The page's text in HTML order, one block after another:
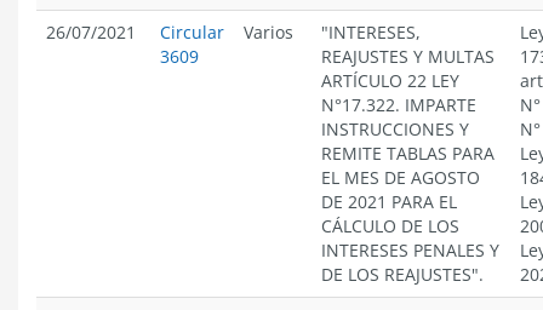
26/07/2021
Circular
3609
Varios
"INTERESES,
REAJUSTES Y MULTAS
ARTÍCULO 22 LEY
N°17.322. IMPARTE
INSTRUCCIONES Y
REMITE TABLAS PARA
EL MES DE AGOSTO
DE 2021 PARA EL
CÁLCULO DE LOS
INTERESES PENALES Y
DE LOS REAJUSTES".